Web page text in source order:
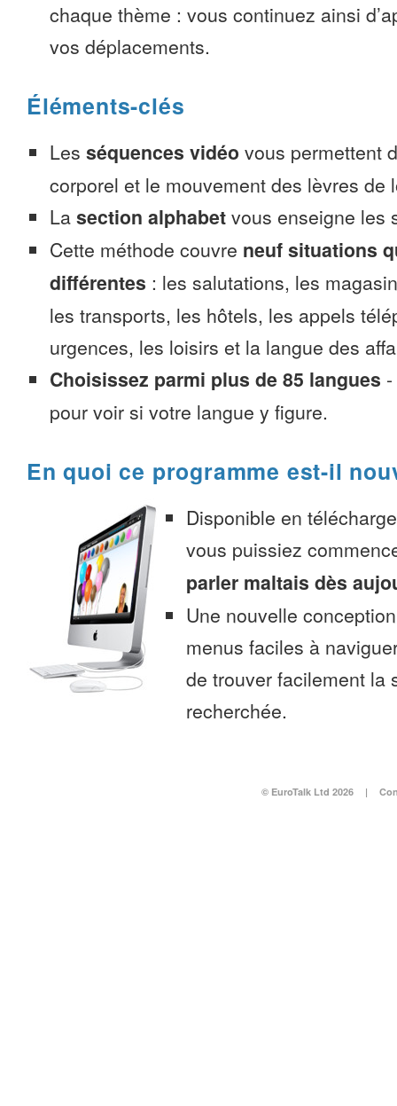
chaque thème : vous continuez ainsi
vos déplacements.
Éléments-clés
Les séquences vidéo vous permettent
corporel et le mouvement des lèvres de
La section alphabet vous enseigne les
Cette méthode couvre neuf situations
différentes : les salutations, les
les transports, les hôtels, les appels
urgences, les loisirs et la langue des
Choisissez parmi plus de 85 langues -
pour voir si votre langue y figure.
En quoi ce programme est-il
Disponible en
vous puissiez
parler maltais dès
Une nouvelle
menus faciles à
de trouver facilement la
recherchée.
© EuroTalk Ltd 2026 |